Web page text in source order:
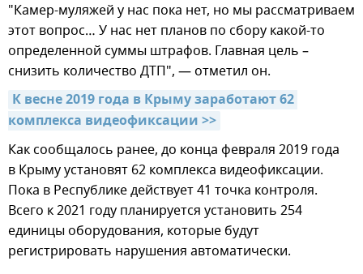
"Камер-муляжей у нас пока нет, но мы рассматриваем
этот вопрос… У нас нет планов по сбору какой-то
определенной суммы штрафов. Главная цель –
снизить количество ДТП", — отметил он.
К весне 2019 года в Крыму заработают 62
комплекса видеофиксации >>
Как сообщалось ранее, до конца февраля 2019 года
в Крыму установят 62 комплекса видеофиксации.
Пока в Республике действует 41 точка контроля.
Всего к 2021 году планируется установить 254
единицы оборудования, которые будут
регистрировать нарушения автоматически.